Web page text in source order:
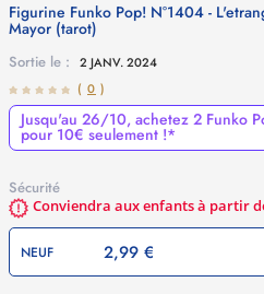
Figurine Funko Pop! N°1404 -
Mayor (tarot)
Sortie le :
2 JANV. 2024
( 0 )
Jusqu'au 26/10, achetez 2 Funko
pour 10€ seulement !*
Sécurité
Conviendra aux enfants à partir
NEUF 2,99 €